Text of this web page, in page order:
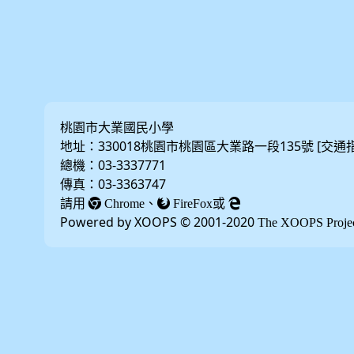
桃園市大業國民小學
地址：330018桃園市桃園區大業路一段135號 [交通
總機：03-3337771
傳真：03-3363747
請用
Chrome 、 FireFox或
Powered by XOOPS © 2001-2020 The XOOPS